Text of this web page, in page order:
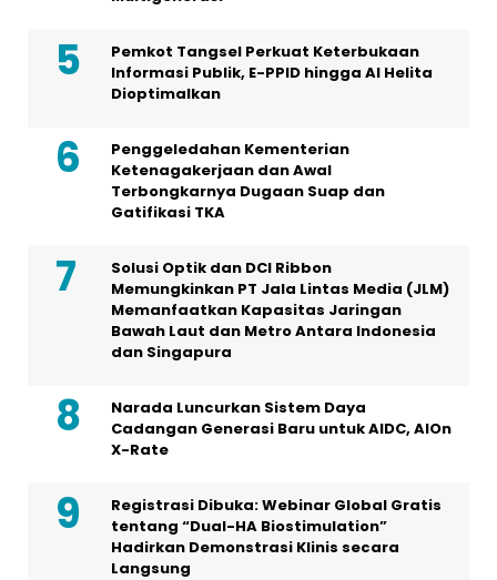
Pemkot Tangsel Perkuat Keterbukaan
Informasi Publik, E-PPID hingga AI Helita
Dioptimalkan
Penggeledahan Kementerian
Ketenagakerjaan dan Awal
Terbongkarnya Dugaan Suap dan
Gatifikasi TKA
Solusi Optik dan DCI Ribbon
Memungkinkan PT Jala Lintas Media (JLM)
Memanfaatkan Kapasitas Jaringan
Bawah Laut dan Metro Antara Indonesia
dan Singapura
Narada Luncurkan Sistem Daya
Cadangan Generasi Baru untuk AIDC, AIOn
X-Rate
Registrasi Dibuka: Webinar Global Gratis
tentang “Dual-HA Biostimulation”
Hadirkan Demonstrasi Klinis secara
Langsung